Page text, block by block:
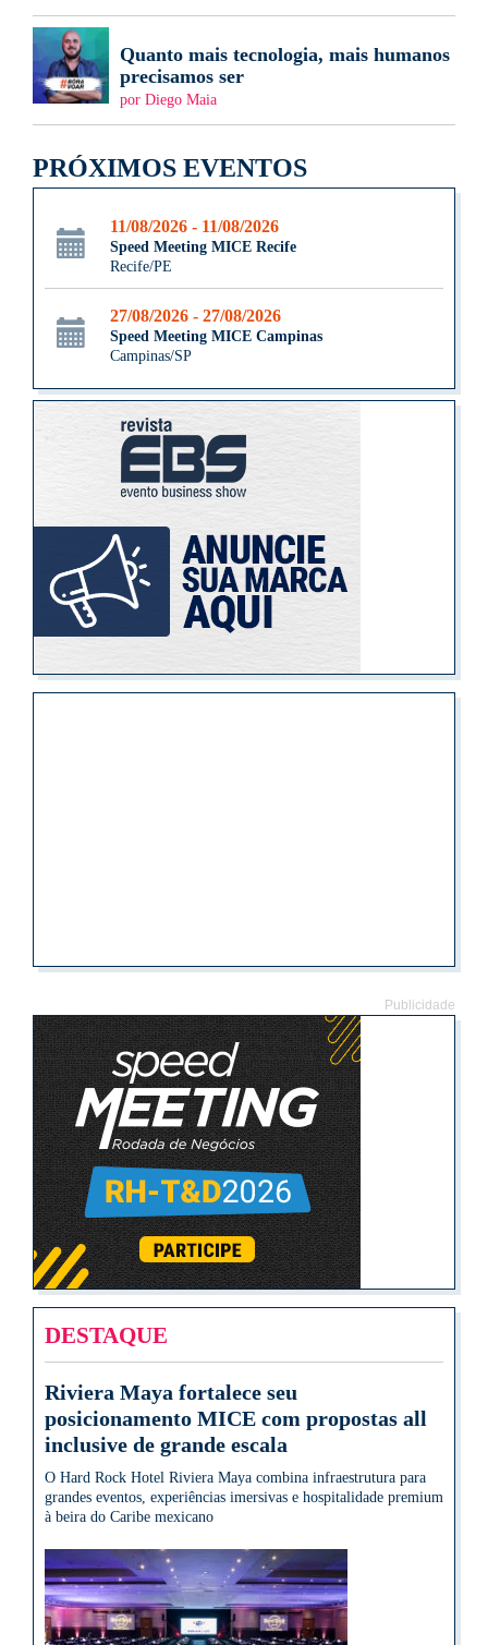
Quanto mais tecnologia, mais humanos
precisamos ser
por Diego Maia
PRÓXIMOS EVENTOS
11/08/2026 - 11/08/2026
Speed Meeting MICE Recife
Recife/PE
27/08/2026 - 27/08/2026
Speed Meeting MICE Campinas
Campinas/SP
Publicidade
DESTAQUE
Riviera Maya fortalece seu
posicionamento MICE com propostas all
inclusive de grande escala
O Hard Rock Hotel Riviera Maya combina infraestrutura para
grandes eventos, experiências imersivas e hospitalidade premium
à beira do Caribe mexicano